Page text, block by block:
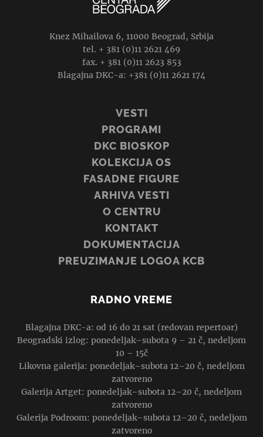
Knez Mihailova 6, 11000 Beograd, Srbija
tel. + 381 (0)11 2621 469
fax. + 381 (0)11 2623 853
Blagajna DKC-a: +381 (0)11 2621 174
VESTI
PROGRAMI
DKC BIOSKOP
KOLEKCIJA OS
FASADNE FIGURE
ARHIVA VESTI
O CENTRU
KONTAKT
DOKUMENTACIJA
PREUZIMANJE LOGOA KCB
RADNO VREME
Blagajna DKC-a: od 16 do 21 sat (redovan repertoar)
Beogradski izlog: ponedeljak–subota 9 – 21 č, nedeljom
10 – 15č
Likovna galerija: ponedeljak–subota 12–20 č, nedeljom
zatvoreno
Galerija Artget: ponedeljak–subota 12–20 č, nedeljom
zatvoreno
Galerija Podroom: ponedeljak–subota 12–20 č, nedeljom
zatvoreno